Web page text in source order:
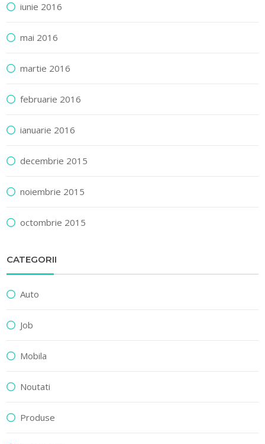
iunie 2016
mai 2016
martie 2016
februarie 2016
ianuarie 2016
decembrie 2015
noiembrie 2015
octombrie 2015
CATEGORII
Auto
Job
Mobila
Noutati
Produse